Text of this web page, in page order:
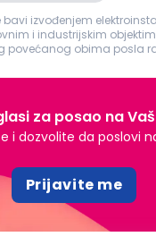
bavi izvođenjem
i industrijskim
povećanog obima posla
za posao na
i dozvolite da poslovi
Prijavite me